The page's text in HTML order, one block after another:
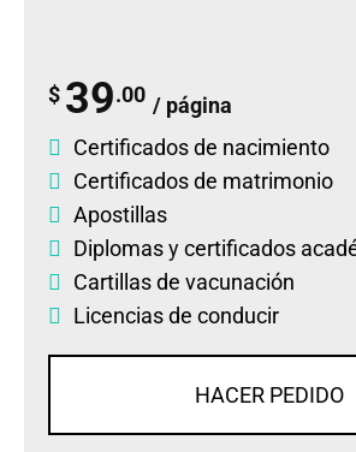
$ 39.00 / página
Certificados de nacimiento
Certificados de matrimonio
Apostillas
Diplomasycertificados
Cartillas de vacunación
Licencias de conducir
HACER PEDIDO